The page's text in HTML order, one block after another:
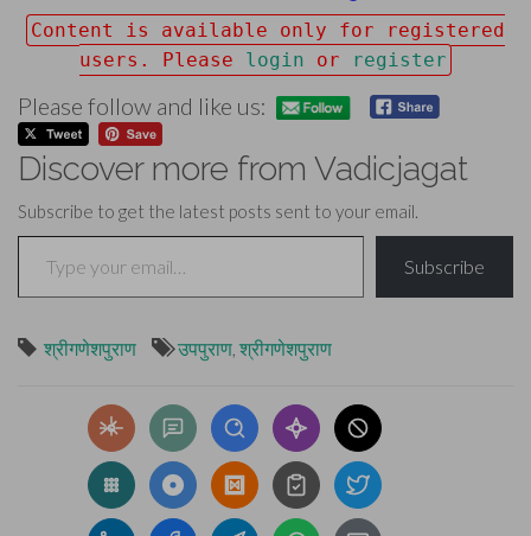
Content is available only for registered
users. Please login or register
Please follow and like us:
Discover more from Vadicjagat
Subscribe to get the latest posts sent to your email.
Type your email…
Subscribe
श्रीगणेशपुराण उपपुराण श्रीगणेशपुराण